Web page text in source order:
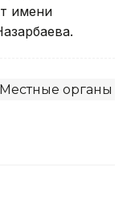
имени
Местные органы